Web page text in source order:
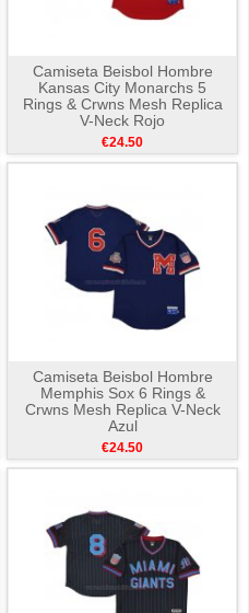
Camiseta Beisbol Hombre
Kansas City Monarchs 5
Rings & Crwns Mesh Replica
V-Neck Rojo
€24.50
Camiseta Beisbol Hombre
Memphis Sox 6 Rings &
Crwns Mesh Replica V-Neck
Azul
€24.50